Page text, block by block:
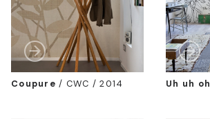
Coupure / CWC / 2014 Uh uh oh